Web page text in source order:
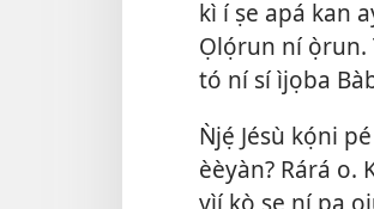
kì í ṣe apá kan
Ọlọ́run ní ọ̀run.
tó ní sí ìjọba
Ǹjẹ́ Jésù kọ́ni
èèyàn? Rárá o.